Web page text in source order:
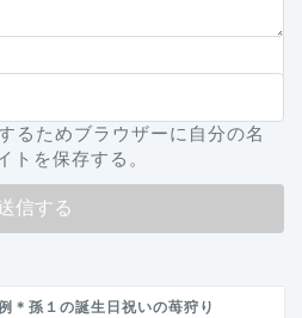
るためブラウザーに自分の名
トを保存する。
＊孫１の誕生日祝いの苺狩り